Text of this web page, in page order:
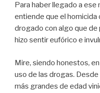
Para haber llegado a
entiende que el
drogado con algo que de
hizo sentir eufórico e
Mire, siendo honestos,
uso de las drogas.
más grandes de edad